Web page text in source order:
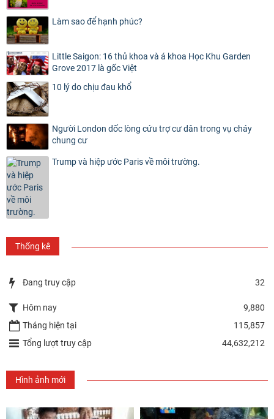
Làm sao để hạnh phúc?
Little Saigon: 16 thủ khoa và á khoa Học Khu Garden
Grove 2017 là gốc Việt
10 lý do chịu đau khổ
Người London dốc lòng cứu trợ cư dân trong vụ cháy
chung cư
Trump và hiệp ước Paris về môi trường.
Thống kê
Đang truy cập 32
Hôm nay
9,880
Tháng hiện tại
115,857
Tổng lượt truy cập
44,632,212
Hình ảnh mới